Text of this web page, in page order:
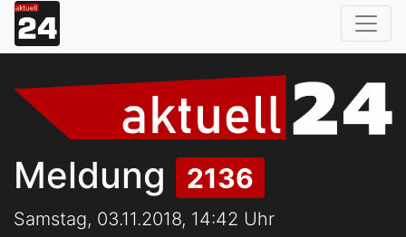
Meldung 2136
Samstag, 03.11.2018, 14:42 Uhr